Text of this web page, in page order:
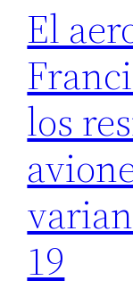
El
los
19